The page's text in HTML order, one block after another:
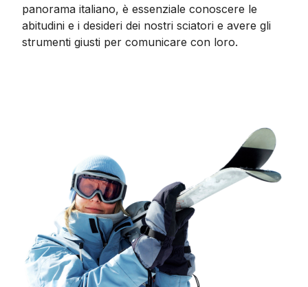
panorama italiano, è essenziale conoscere le
abitudini e i desideri dei nostri sciatori e avere gli
strumenti giusti per comunicare con loro.